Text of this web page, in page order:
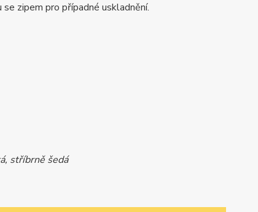
zipem pro případné uskladnění.
stříbrně šedá